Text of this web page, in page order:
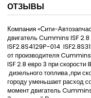
ОТЗЫВЫ
Компания «Сити-
двигатель Cummins ISF
ISF2.8S4129P-014
от производителя
ISF 2.8 евро 3 при скорости
дизельного топлива ,при
городу уменьшает расход
момент двигатель